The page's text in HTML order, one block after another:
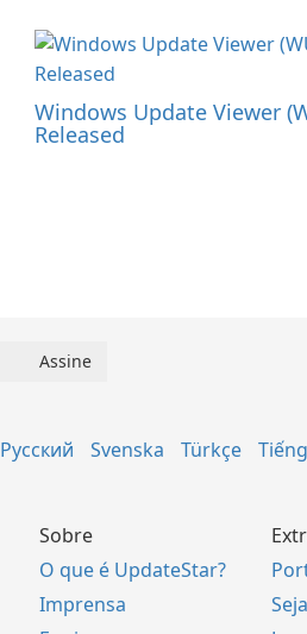
Windows Update Viewer
Released
Русский Svenska Türkçe
Sobre
O que é UpdateStar?
Imprensa